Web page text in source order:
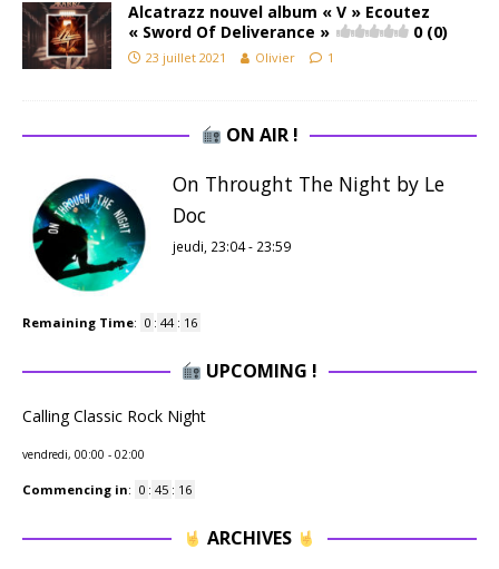
Alcatrazz nouvel album « V » Ecoutez
« Sword Of Deliverance »
0 (0)
23 juillet 2021 Olivier 1
ON AIR !
On Throught The Night by Le
Doc
jeudi, 23:04- 23:59
Remaining Time: 0 : 44 : 16
UPCOMING !
Calling Classic Rock Night
vendredi, 00:00 - 02:00
Commencing in: 0 : 45 : 16
ARCHIVES